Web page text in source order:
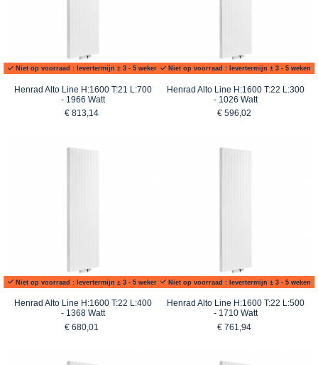
Niet op voorraad : levertermijn ± 3 - 5 weken
Henrad Alto Line H:1600 T:21 L:700
- 1966 Watt
€ 813,14
Niet op voorraad : levertermijn ± 3 - 5 weken
Henrad Alto Line H:1600 T:22 L:300
- 1026 Watt
€ 596,02
Niet op voorraad : levertermijn ± 3 - 5 weken
Henrad Alto Line H:1600 T:22 L:400
- 1368 Watt
€ 680,01
Niet op voorraad : levertermijn ± 3 - 5 weken
Henrad Alto Line H:1600 T:22 L:500
- 1710 Watt
€ 761,94